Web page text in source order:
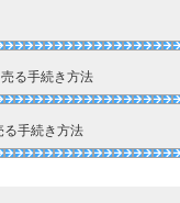
る手続き方法
る手続き方法